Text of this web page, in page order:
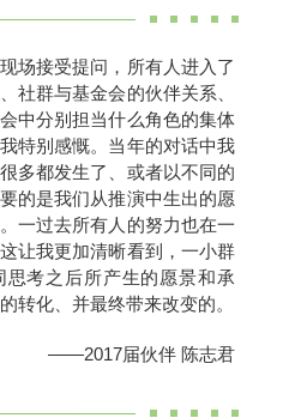
场接受提问，所有人进入了
社群与基金会的伙伴关系、
中分别担当什么角色的集体
特别感慨。当年的对话中我
多都发生了、或者以不同的
的是我们从推演中生出的愿
一过去所有人的努力也在一
让我更加清晰看到，一小群
思考之后所产生的愿景和承
转化、并最终带来改变的。
——2017届伙伴 陈志君